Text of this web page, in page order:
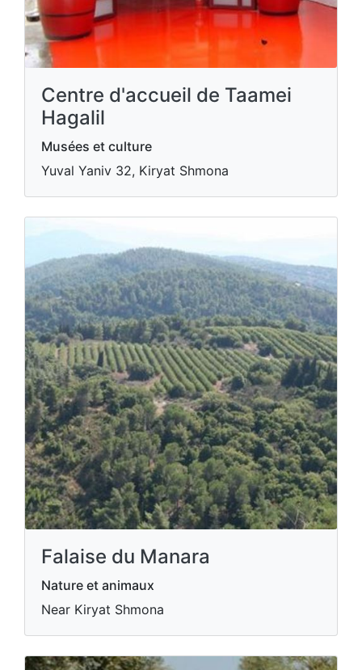
Centre d'accueil de Taamei
Hagalil
Musées et culture
Yuval Yaniv 32, Kiryat Shmona
Falaise du Manara
Nature et animaux
Near Kiryat Shmona